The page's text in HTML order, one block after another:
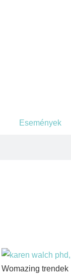
Események
Womazing trendek